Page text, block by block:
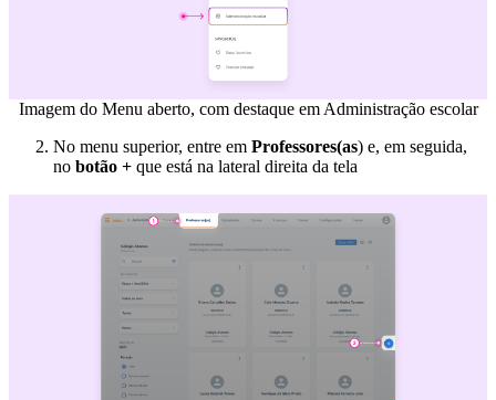
Imagem do Menu aberto, com destaque em Administração escolar
No menu superior, entre em Professores(as) e, em seguida,
no botão + que está na lateral direita da tela